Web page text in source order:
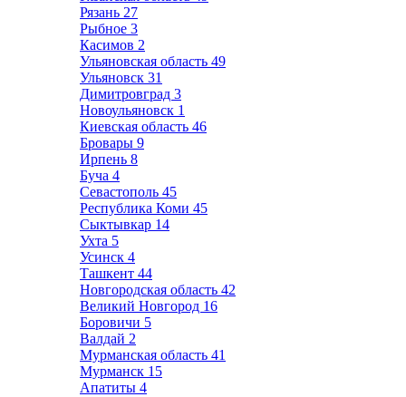
Рязань 27
Рыбное 3
Касимов 2
Ульяновская область 49
Ульяновск 31
Димитровград 3
Новоульяновск 1
Киевская область 46
Бровары 9
Ирпень 8
Буча 4
Севастополь 45
Республика Коми 45
Сыктывкар 14
Ухта 5
Усинск 4
Ташкент 44
Новгородская область 42
Великий Новгород 16
Боровичи 5
Валдай 2
Мурманская область 41
Мурманск 15
Апатиты 4